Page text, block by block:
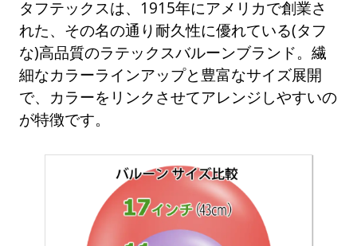
タフテックスは、1915年にアメリカで創業さ
れた、その名の通り耐久性に優れている(タフ
な)高品質のラテックスバルーンブランド。繊
細なカラーラインアップと豊富なサイズ展開
で、カラーをリンクさせてアレンジしやすいの
が特徴です。